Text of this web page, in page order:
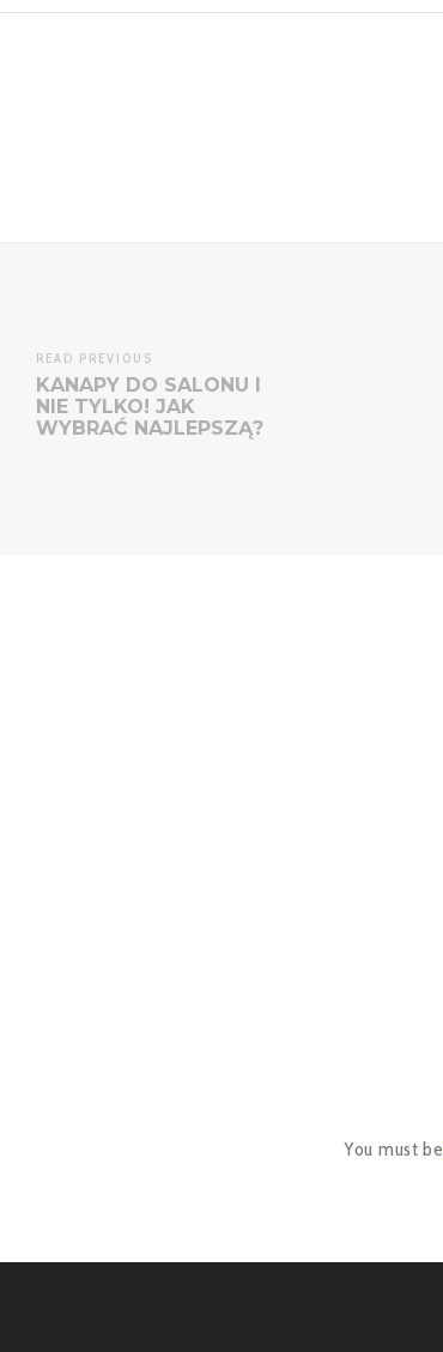
READ PREVIOUS
KANAPY DO SALONU I
NIE TYLKO! JAK
WYBRAĆ NAJLEPSZĄ?
You must be